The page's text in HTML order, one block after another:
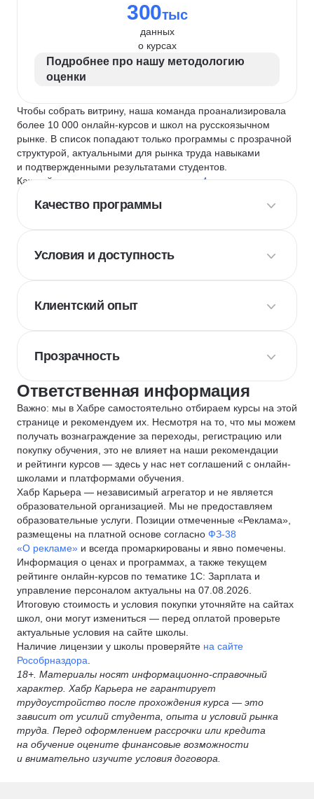
300тыс
данных
о курсах
Подробнее про нашу методологию
оценки
Чтобы собрать витрину, наша команда проанализировала
более 10 000 онлайн-курсов и школ на русскоязычном
рынке. В список попадают только программы с прозрачной
структурой, актуальными для рынка труда навыками
и подтвержденными результатами студентов.
Каждый курс и школу мы оцениваем по
4 критериям
Качество программы
Условия и доступность
Клиентский опыт
Прозрачность
Ответственная информация
Важно: мы в Хабре самостоятельно отбираем курсы на этой
странице и рекомендуем их. Несмотря на то, что мы можем
получать вознаграждение за переходы, регистрацию или
покупку обучения, это не влияет на наши рекомендации
и рейтинги курсов — здесь у нас нет соглашений с онлайн-
школами и платформами обучения.
Хабр Карьера — независимый агрегатор и не является
образовательной организацией. Мы не предоставляем
образовательные услуги. Позиции отмеченные «Реклама»,
размещены на платной основе согласно ФЗ-38
«О рекламе» и всегда промаркированы и явно помечены.
Информация о ценах и программах, а также текущем
рейтинге онлайн-курсов по тематике 1С: Зарплата и
управление персоналом актуальны на 07.08.2026.
Итоговую стоимость и условия покупки уточняйте на сайтах
школ, они могут измениться — перед оплатой проверьте
актуальные условия на сайте школы.
Наличие лицензии у школы проверяйте на сайте
Рособрназдора
18+. Материалы носят информационно-справочный
характер. Хабр Карьера не гарантирует
трудоустройство после прохождения курса — это
зависит от усилий студента, опыта и условий рынка
труда. Перед оформлением рассрочки или кредита
на обучение оцените финансовые возможности
и внимательно изучите условия договора.